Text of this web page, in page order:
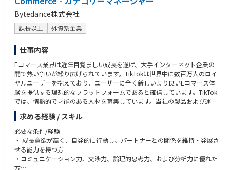
よびマネジメント
・配下メンバーの目標設定、評価、日々の業務進捗管理、およびキャリア
開発支援
【やりがい・魅力】
・圧倒的な事業成長フェーズ
サービス急成長期において、マーケティング予算を最大限に活用し、事業
のスケールを牽引するダイナミックな経験が得られます。
・戦略と実行の裁量の大きさ
CMO直下で、年間100億円規模の予算策定から、マス・デジタル・コンテ
ンツといった統合的なマーケティング戦略の立案・実行まで一貫して大き
な裁量を持ち、成果を追求できます。
・社会インフラを支える実感
「はたらく」の未来を変えるというミッションのもと、社会課題の解決に
直結するサービスの成長に貢献するやりがいを感じられます。
■ミッション・バリューへの共感
タイミーのミッション「『はたらく』を通じて人生の可能性を広げるイン
フラをつくる」に強く共感し、事業成長を通じて社会に貢献したい意欲を
持つ方
■オーナーシップと推進力
複雑な状況下でも、目標達成に向けて主体的に課題を設定し、周囲を巻き
込みながら粘り強く解決に導く推進力を持つ方
■戦略的思考と実行の両立
広い視野でマーケティング戦略を構築できる一方で、現場のデータや施策
実行の細部にまでこだわり、成果に繋げられる高い実行能力を兼ね備えて
いる方
Bytedance株式会社
課長以上 外資系企業
仕事内容
Eコマース業界は近年目覚ましい成長を遂げ、大手インターネット企業の
間で熱い争いが繰り広げられています。TikTokは世界中に数百万人のロイ
ヤルユーザーを抱えており、ユーザーに全く新しいより良いEコマース体
験を提供する理想的なプラットフォームであると確信しています。TikTok
では、情熱的で才能のある人材を募集しています。当社の製品および運営
チームに加わり、革新的で安全、そしてユーザーにとって直感的なEコマ
ース・エコシステムを一緒に構築しましょう。TikTokでEコマースの未来
を一緒に切り開きましょう。
■業務内容:
・事業の更なる拡大を目指し、長期的な戦略の立案と財務分析を担いま
す。
求める経験 / スキル
必要な条件/経験:
・ 成長意欲が高く、自発的に行動し、パートナーとの関係を維持・発展さ
せる能力を持つ方
・コミュニケーション力、交渉力、論理的思考力、および分析力に優れた
方